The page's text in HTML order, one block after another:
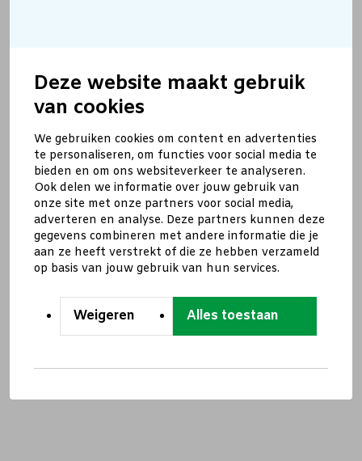
Deze website maakt gebruik
van cookies
We gebruiken cookies om content en advertenties
te personaliseren, om functies voor social media te
bieden en om ons websiteverkeer te analyseren.
Ook delen we informatie over jouw gebruik van
onze site met onze partners voor social media,
adverteren en analyse. Deze partners kunnen deze
gegevens combineren met andere informatie die je
aan ze heeft verstrekt of die ze hebben verzameld
op basis van jouw gebruik van hun services.
Weigeren Alles toestaan